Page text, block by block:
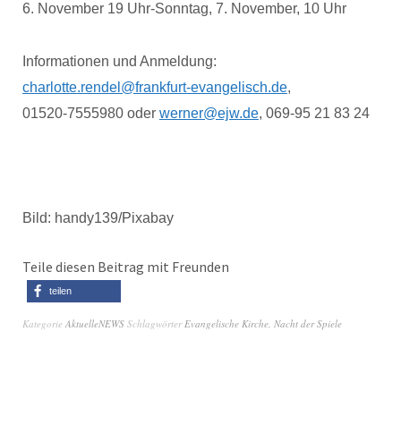
6. November 19 Uhr-Sonntag, 7. November, 10 Uhr
Informationen und Anmeldung:
charlotte.rendel@frankfurt-evangelisch.de,
01520-7555980 oder werner@ejw.de, 069-95 21 83 24
Bild: handy139/Pixabay
Teile diesen Beitrag mit Freunden
teilen
Kategorie AktuelleNEWS SchlagwörterEvangelische Kirche, Nacht der Spiele